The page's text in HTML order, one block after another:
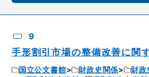
9
手形割引市場の整備改善に関
国立公文書館 財政史関係
財政